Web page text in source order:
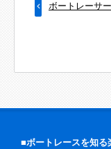
ボートレーサ
■ボートレースを知る